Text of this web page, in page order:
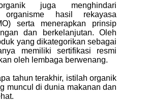
juga menghindari
organisme hasil rekayasa
serta menerapkan prinsip
dan berkelanjutan. Oleh
yang dikategorikan sebagai
memiliki sertifikasi resmi
oleh lembaga berwenang.
tahun terakhir, istilah organik
muncul di dunia makanan dan